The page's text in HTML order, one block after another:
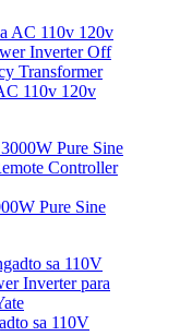
110v 120v
Pure Sine
sa 110V